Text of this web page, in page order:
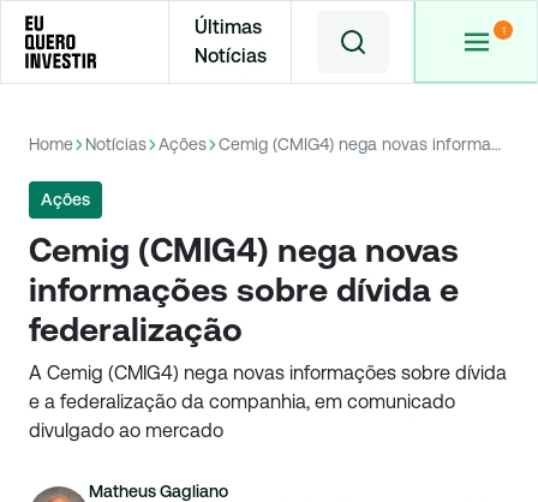
Últimas
Notícias
Home Notícias Ações Cemig (CMIG4) nega novas informações sobre dívida e federalização
Ações
Cemig (CMIG4) nega novas
informações sobre dívida e
federalização
A Cemig (CMIG4) nega novas informações sobre dívida
e a federalização da companhia, em comunicado
divulgado ao mercado
Matheus Gagliano